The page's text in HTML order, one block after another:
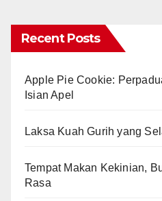
Recent Posts
Apple Pie Cookie:
Isian Apel
Laksa Kuah Gurih yang
Tempat Makan Kekinian,
Rasa